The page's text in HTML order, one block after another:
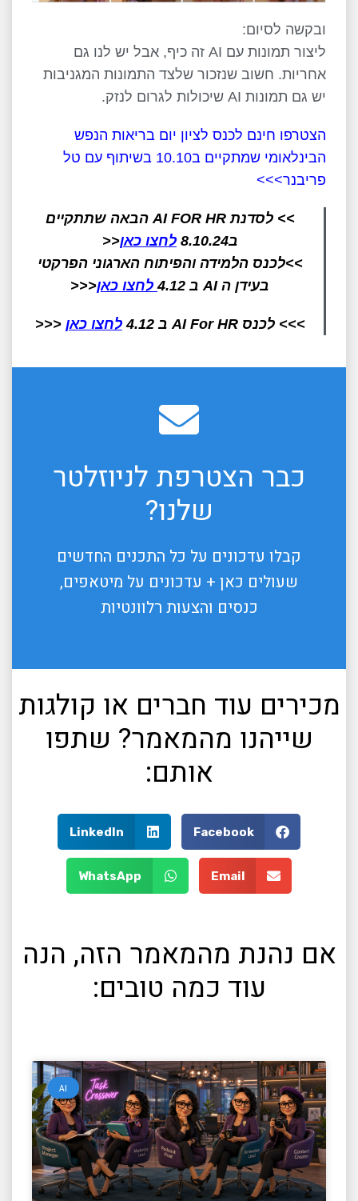
ובקשה לסיום:
ליצור תמונות עם AI זה כיף, אבל יש לנו גם
אחריות. חשוב שנזכור שלצד התמונות המגניבות
יש גם תמונות AI שיכולות לגרום לנזק.
הצטרפו חינם לכנס לציון יום בריאות הנפש
הבינלאומי שמתקיים ב10.10 בשיתוף עם טל
פריבנר>>>
>> לסדנת AI FOR HR הבאה שתתקיים
ב8.10.24
לחצו כאן<<
>>לכנס הלמידה והפיתוח הארגוני הפרקטי
בעידן ה AI ב 4.12
לחצו כאן<<<
>>> לכנס AI For HR ב 4.12 לחצו כאן <<<
כבר הצטרפת לניוזלטר
שלנו?
קבלו עדכונים על כל התכנים החדשים
שעולים כאן + עדכונים על מיטאפים,
כנסים והצעות רלוונטיות
מכירים עוד חברים או קולגות
שייהנו מהמאמר? שתפו
אותם:
Facebook
LinkedIn
Email
WhatsApp
אם נהנת מהמאמר הזה, הנה
עוד כמה טובים:
AI